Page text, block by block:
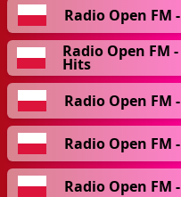
Radio Open FM
Radio Open FM
Hits
Radio Open FM
Radio Open FM
Radio Open FM